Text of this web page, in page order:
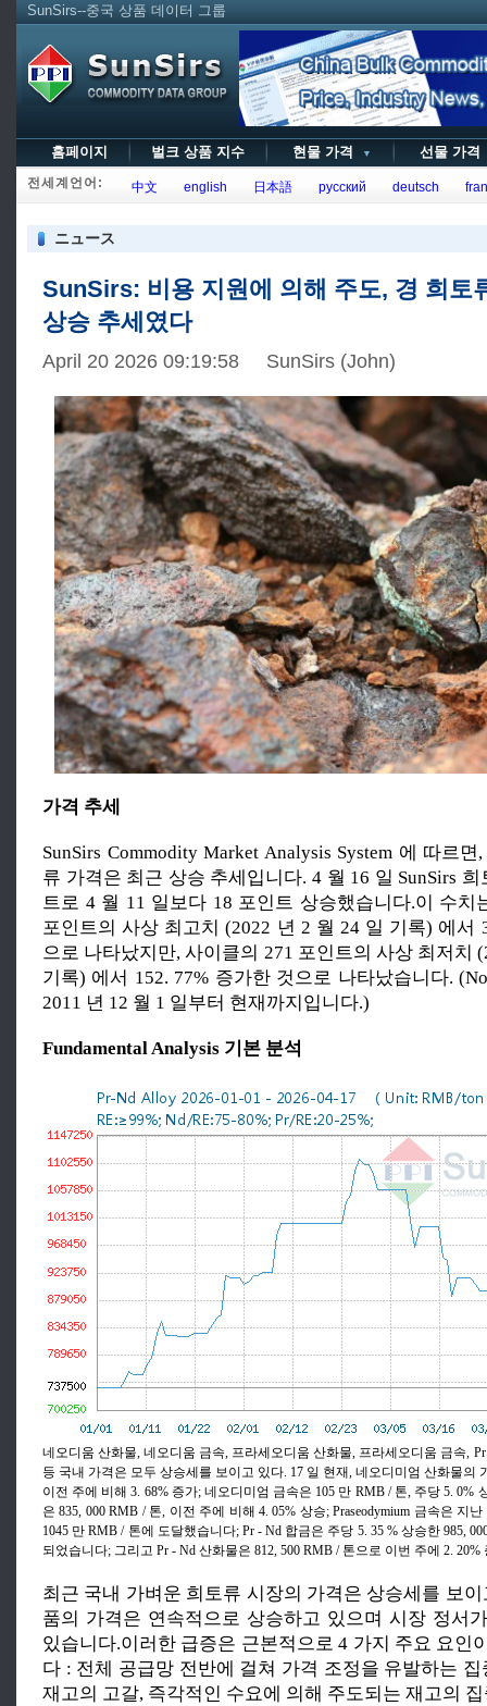
SunSirs--중국 상품 데이터 그룹
홈페이지 벌크 상품 지수 현물 가격 ▼ 선물 가
전세계언어: 中文 english 日本語 русский deutsch
ニュース
SunSirs: 비용 지원에 의해 주도, 경 희토
상승 추세였다
April 20 2026 09:19:58 SunSirs (John)
가격 추세
SunSirs Commodity Market Analysis System 에 따르
류 가격은 최근 상승 추세입니다. 4 월 16 일 SunSirs
트로 4 월 11 일보다 18 포인트 상승했습니다.이 수치
포인트의 사상 최고치 (2022 년 2 월 24 일 기록) 에서
으로 나타났지만, 사이클의 271 포인트의 사상 최저치
기록) 에서 152. 77% 증가한 것으로 나타났습니다.
2011 년 12 월 1 일부터 현재까지입니다.)
Fundamental Analysis 기본 분석
네오디움 산화물, 네오디움 금속, 프라세오디움 산화물, 프라세오디움 금속,
등 국내 가격은 모두 상승세를 보이고 있다. 17 일 현재, 네오디미엄 산화물의
이전 주에 비해 3. 68% 증가; 네오디미엄 금속은 105 만 RMB / 톤, 주당 5. 0%
은 835, 000 RMB / 톤, 이전 주에 비해 4. 05% 상승; Praseodymium 금속은 지
1045 만 RMB / 톤에 도달했습니다; Pr - Nd 합금은 주당 5. 35 % 상승한 985,
되었습니다; 그리고 Pr - Nd 산화물은 812, 500 RMB / 톤으로 이번 주에 2.
최근 국내 가벼운 희토류 시장의 가격은 상승세를 보
품의 가격은 연속적으로 상승하고 있으며 시장 정서
있습니다.이러한 급증은 근본적으로 4 가지 주요 요인
다 : 전체 공급망 전반에 걸쳐 가격 조정을 유발하는
재고의 고갈, 즉각적인 수요에 의해 주도되는 재고의